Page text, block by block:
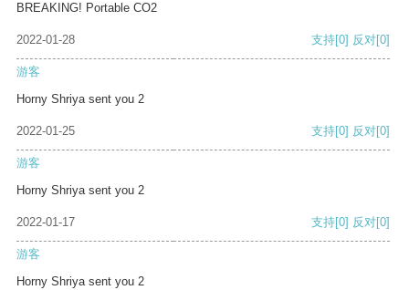
BREAKING! Portable CO2
2022-01-28 支持[0] 反对[0]
游客
Horny Shriya sent you 2
2022-01-25 支持[0] 反对[0]
游客
Horny Shriya sent you 2
2022-01-17 支持[0] 反对[0]
游客
Horny Shriya sent you 2